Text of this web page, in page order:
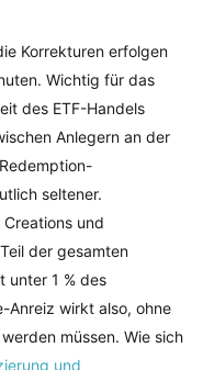
Korrekturen erfolgen
Wichtig für das
des ETF-Handels
Anlegern an der
seltener.
und
der gesamten
unter 1 % des
Anreiz wirkt also, ohne
müssen. Wie sich
und